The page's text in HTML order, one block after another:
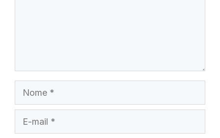
Nome
mail